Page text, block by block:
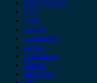
Jeep Chrysler
KIA
Lada
Lancia
Leapmotor
Lexus
Lynk & co
Mazda
Mercedes